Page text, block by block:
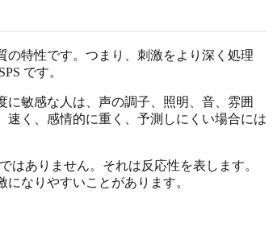
の特性です。つまり、刺激をより深く処理
です。
敏感な人は、声の調子、照明、音、雰囲
く、感情的に重く、予測しにくい場合には
はありません。それは反応性を表します。
なりやすいことがあります。